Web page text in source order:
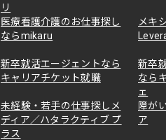
リ
医療看護介護のお仕事探し
ならmikaru
メキ
新卒就活エージェントなら
キャリアチケット就職
新卒
なら
ェ
未経験・若手の仕事探しメ
ディア／ハタラクティブ プ
ラス
障が
ア